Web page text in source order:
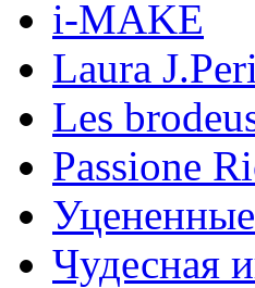
i-MAKE
Laura
Les
Passione
Чудесная